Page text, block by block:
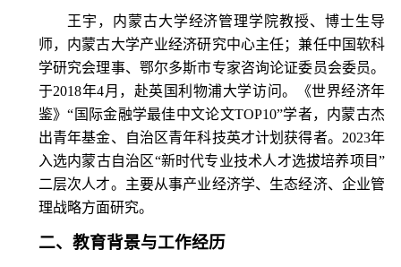
王宇，内蒙古大学经济管理学院教授、博士生导
师，内蒙古大学产业经济研究中心主任；兼任中国软科
学研究会理事、鄂尔多斯市专家咨询论证委员会委员。
于2018年4月，赴英国利物浦大学访问。《世界经济年
鉴》“国际金融学最佳中文论文TOP10”学者，内蒙古杰
出青年基金、自治区青年科技英才计划获得者。 2023年
入选内蒙古自治区“新时代专业技术人才选拔培养项目”
二层次人才。主要从事产业经济学、生态经济、企业管
理战略方面研究。
二、教育背景与工作经历